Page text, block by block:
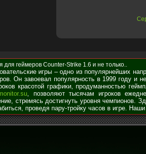
геймеров Counter-Strike 1.6 и не только..
игры – одно из популярнейших
Он завоевал популярность в 1999 году и
красотой графики, продуманностью
, позволяют тысячам игроков
стремясь достигнуть уровня чемпионов.
проведя пару-тройку часов в игре.